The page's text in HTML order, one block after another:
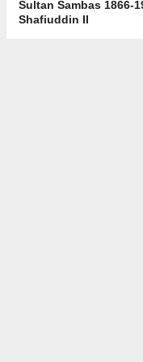
Sultan Sambas 1866-
Shafiuddin II